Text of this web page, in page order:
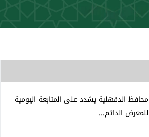
محافظ الدقهلية يشدد على المتابعة اليومية
للمعرض الدائم...